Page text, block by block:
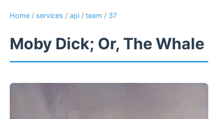
Home / services / api / team / 37
Moby Dick; Or, The Whale